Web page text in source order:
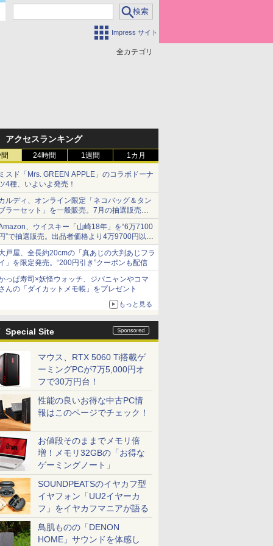
Impress サイト
全カテゴリ
アクセスランキング
24時間 1週間 1カ月
スド「Mrs. GREEN APPLE」のコラボドーナ
4種、いよいよ発売！
ルディ、オンライン限定「ネコバッグ＆タン
ラーセット」を一般販売。7月の抽選販売の
選無効分
、ウイスキー「山崎18年」を“6万7100
”で抽選販売。出品者価格より4万9700円以上
得
戸屋、全長約20cmの「真あじの大判あじフラ
」を限定発売。“200円引き”クーポンも配信
っぱ寿司×妖怪ウォッチ、ジバニャンやコマ
んの「ダイカットメモ帳」をプレゼント
もっと見る
Special Site
マウス、RTX 5060 Ti搭載ゲ
ーミングPCが7万5,000円オ
フで30万円台！
性能の良いお得な中古PC情
報はこのページでチェック！
お値段そのままでメモリ倍
増！メモリ32GBの「お得な
ゲーミングノート」
SOUNDPEATSのイヤカフ型
イヤフォン「UU2イヤーカ
フ」をイヤカフマニアが語る
鳥肌ものの「DENON
HOME」サウンドを体感し